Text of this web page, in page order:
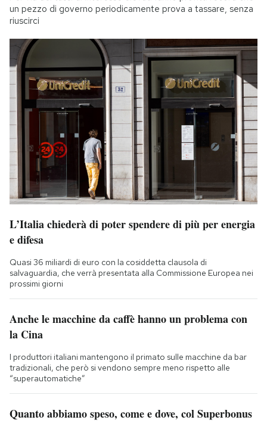
un pezzo di governo periodicamente prova a tassare, senza
riuscirci
L’Italia chiederà di poter spendere di più per energia
e difesa
Quasi 36 miliardi di euro con la cosiddetta clausola di
salvaguardia, che verrà presentata alla Commissione Europea nei
prossimi giorni
Anche le macchine da caffè hanno un problema con
la Cina
I produttori italiani mantengono il primato sulle macchine da bar
tradizionali, che però si vendono sempre meno rispetto alle
“superautomatiche”
Quanto abbiamo speso, come e dove, col Superbonus